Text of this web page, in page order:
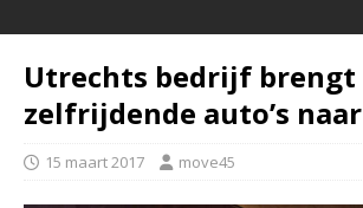
Utrechts bedrijf brengt
zelfrijdende auto’s
15 maart 2017 move45